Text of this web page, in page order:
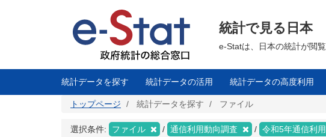
に
統計で見る日本
e-Statは、日本の統計が閲
統計データを探す 統計データの活用 統計データの高度利用
トップページ 統計データを探す ファイル
選択条件: ファイル 通信利用動向調査 令和5年通信利